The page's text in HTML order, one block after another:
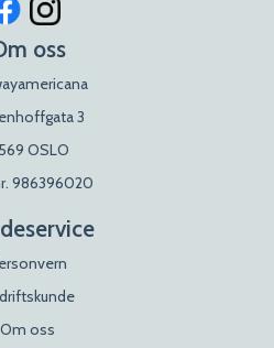
oss
3
OSLO
986396020
Om oss